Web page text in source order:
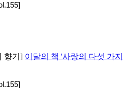
향기] 이달의 책 '사랑의 다섯 가지